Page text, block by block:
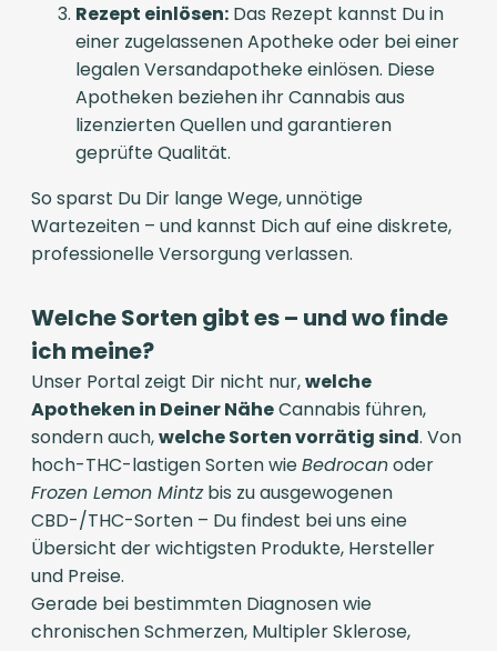
Rezept einlösen: Das Rezept kannst Du in
einer zugelassenen Apotheke oder bei einer
legalen Versandapotheke einlösen. Diese
Apotheken beziehen ihr Cannabis aus
lizenzierten Quellen und garantieren
geprüfte Qualität.
So sparst Du Dir lange Wege, unnötige
Wartezeiten – und kannst Dich auf eine diskrete,
professionelle Versorgung verlassen.
Welche Sorten gibt es – und wo finde
ich meine?
Unser Portal zeigt Dir nicht nur,welche
Apotheken in Deiner NäheCannabis führen,
sondern auch,welche Sorten vorrätig sind. Von
hoch-THC-lastigen Sorten wieBedrocanoder
Frozen Lemon Mintzbis zu ausgewogenen
CBD-/THC-Sorten – Du findest bei uns eine
Übersicht der wichtigsten Produkte, Hersteller
und Preise.
Gerade bei bestimmten Diagnosen wie
chronischen Schmerzen, Multipler Sklerose,